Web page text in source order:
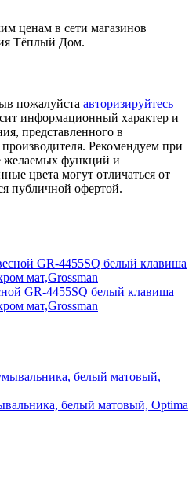
ценам в сети магазинов
Тёплый Дом.
пожалуйста авторизируйтесь
информационный характер и
представленного в
Рекомендуем при
желаемых функций и
цвета могут отличаться от
публичной офертой.
GR-4455SQ белый клавиша
мат,Grossman
белый матовый, Optima